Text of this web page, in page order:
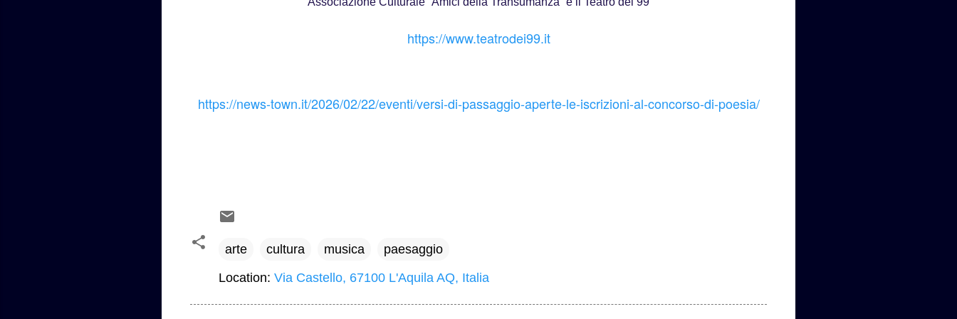
https://www.teatrodei99.it
https://news-town.it/2026/02/22/eventi/versi-di-passaggio-aperte-le-iscrizioni-al-concorso-di-poesia/
arte cultura musica
paesaggio
Location: Via Castello, 67100 L'Aquila AQ, Italia